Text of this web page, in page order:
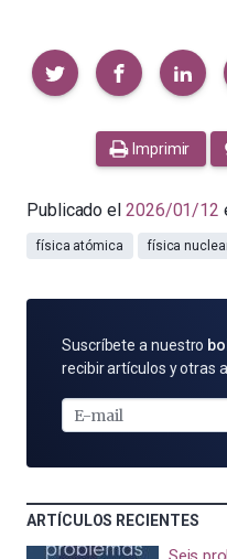
Compartir
Imprimir
Publicado el 2026/01/12
física atómica física
SUSCRÍBETE
POR
MAIL
Suscríbete a nuestro
recibir artículos y otras
ARTÍCULOS RECIENTES